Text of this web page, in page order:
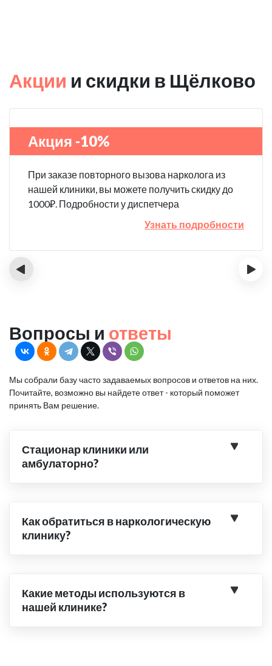
Акции и скидки в Щёлково
Акция -10%
При заказе повторного вызова нарколога из
нашей клиники, вы можете получить скидку до
1000₽. Подробности у диспетчера
Узнать подробности
‹ ›
Вопросы и ответы
Мы собрали базу часто задаваемых вопросов и ответов на них.
Почитайте, возможно вы найдете ответ - который поможет
принять Вам решение.
Стационар клиники или
амбулаторно?
Как обратиться в наркологическую
клинику?
Какие методы используются в
нашей клинике?